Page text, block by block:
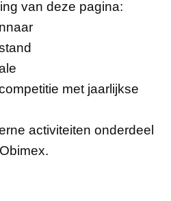
van deze pagina:
met jaarlijkse
activiteiten onderdeel